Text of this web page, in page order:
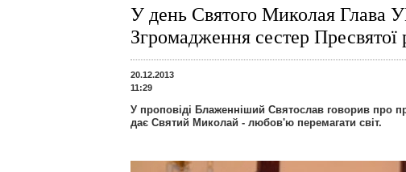
У день Святого Миколая Глава
Згромадження сестер Пресвятої
20.12.2013
11:29
У проповіді Блаженніший Святослав говорив про
дає Святий Миколай - любов'ю перемагати світ.